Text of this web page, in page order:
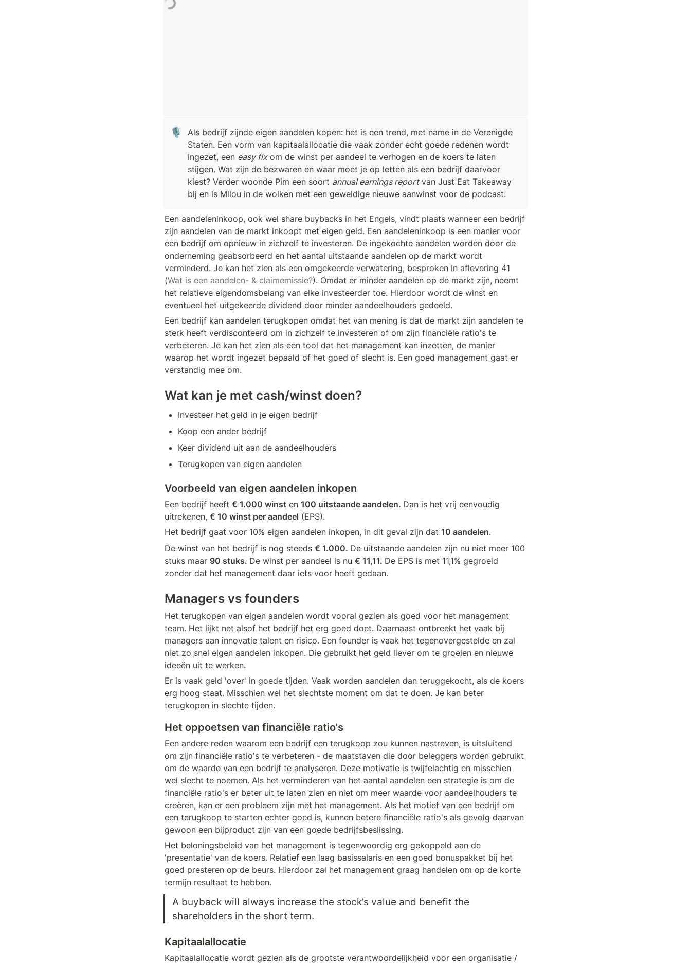
🎙️
Als bedrijf zijnde eigen aandelen kopen: het is een trend, met name in de Verenigde
Staten. Een vorm van kapitaalallocatie die vaak zonder echt goede redenen wordt
ingezet, een easy fix om de winst per aandeel te verhogen en de koers te laten
stijgen. Wat zijn de bezwaren en waar moet je op letten als een bedrijf daarvoor
kiest? Verder woonde Pim een soort annual earnings report van Just Eat Takeaway
bij en is Milou in de wolken met een geweldige nieuwe aanwinst voor de podcast.
Een aandeleninkoop, ook wel share buybacks in het Engels, vindt plaats wanneer een bedrijf
zijn aandelen van de markt inkoopt met eigen geld. Een aandeleninkoop is een manier voor
een bedrijf om opnieuw in zichzelf te investeren. De ingekochte aandelen worden door de
onderneming geabsorbeerd en het aantal uitstaande aandelen op de markt wordt
verminderd. Je kan het zien als een omgekeerde verwatering, besproken in aflevering 41
(Wat is een aandelen- & claimemissie?). Omdat er minder aandelen op de markt zijn, neemt
het relatieve eigendomsbelang van elke investeerder toe. Hierdoor wordt de winst en
eventueel het uitgekeerde dividend door minder aandeelhouders gedeeld.
Een bedrijf kan aandelen terugkopen omdat het van mening is dat de markt zijn aandelen te
sterk heeft verdisconteerd om in zichzelf te investeren of om zijn financiële ratio's te
verbeteren. Je kan het zien als een tool dat het management kan inzetten, de manier
waarop het wordt ingezet bepaald of het goed of slecht is. Een goed management gaat er
verstandig mee om.
Wat kan je met cash/winst doen?
Investeer het geld in je eigen bedrijf
Koop een ander bedrijf
Keer dividend uit aan de aandeelhouders
Terugkopen van eigen aandelen
Voorbeeld van eigen aandelen inkopen
Een bedrijf heeft € 1.000 winst en 100 uitstaande aandelen. Dan is het vrij eenvoudig
uitrekenen, € 10 winst per aandeel (EPS).
Het bedrijf gaat voor 10% eigen aandelen inkopen, in dit geval zijn dat 10 aandelen.
De winst van het bedrijf is nog steeds € 1.000. De uitstaande aandelen zijn nu niet meer 100
stuks maar 90 stuks. De winst per aandeel is nu € 11,11. De EPS is met 11,1% gegroeid
zonder dat het management daar iets voor heeft gedaan.
Managers vs founders
Het terugkopen van eigen aandelen wordt vooral gezien als goed voor het management
team. Het lijkt net alsof het bedrijf het erg goed doet. Daarnaast ontbreekt het vaak bij
managers aan innovatie talent en risico. Een founder is vaak het tegenovergestelde en zal
niet zo snel eigen aandelen inkopen. Die gebruikt het geld liever om te groeien en nieuwe
ideeën uit te werken.
Er is vaak geld 'over' in goede tijden. Vaak worden aandelen dan teruggekocht, als de koers
erg hoog staat. Misschien wel het slechtste moment om dat te doen. Je kan beter
terugkopen in slechte tijden.
Het oppoetsen van financiële ratio's
Een andere reden waarom een bedrijf een terugkoop zou kunnen nastreven, is uitsluitend
om zijn financiële ratio's te verbeteren - de maatstaven die door beleggers worden gebruikt
om de waarde van een bedrijf te analyseren. Deze motivatie is twijfelachtig en misschien
wel slecht te noemen. Als het verminderen van het aantal aandelen een strategie is om de
financiële ratio's er beter uit te laten zien en niet om meer waarde voor aandeelhouders te
creëren, kan er een probleem zijn met het management. Als het motief van een bedrijf om
een terugkoop te starten echter goed is, kunnen betere financiële ratio's als gevolg daarvan
gewoon een bijproduct zijn van een goede bedrijfsbeslissing.
Het beloningsbeleid van het management is tegenwoordig erg gekoppeld aan de
'presentatie' van de koers. Relatief een laag basissalaris en een goed bonuspakket bij het
goed presteren op de beurs. Hierdoor zal het management graag handelen om op de korte
termijn resultaat te hebben.
A buyback will always increase the stock’s value and benefit the
shareholders in the short term.
Kapitaalallocatie
Kapitaalallocatie wordt gezien als de grootste verantwoordelijkheid voor een organisatie /